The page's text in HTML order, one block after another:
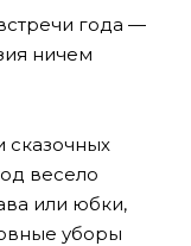
года —
ничем
сказочных
весело
или юбки,
уборы